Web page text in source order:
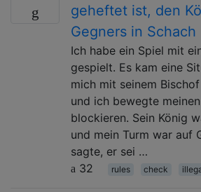
geheftet ist, den
Gegners in Schach
Ich habe ein Spiel mit
gespielt. Es kam eine
mich mit seinem
und ich bewegte
blockieren. Sein König
und mein Turm war auf
sagte, er sei …
32
rules check